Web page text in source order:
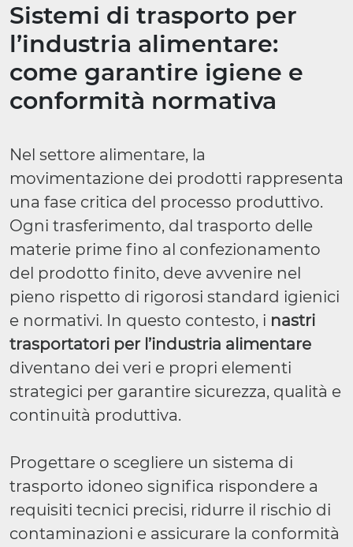
Sistemi di trasporto per
l’industria alimentare:
come garantire igiene e
conformità normativa
Nel settore alimentare, la
movimentazione dei prodotti rappresenta
una fase critica del processo produttivo.
Ogni trasferimento, dal trasporto delle
materie prime fino al confezionamento
del prodotto finito, deve avvenire nel
pieno rispetto di rigorosi standard igienici
e normativi. In questo contesto, i nastri
trasportatori per l’industria alimentare
diventano dei veri e propri elementi
strategici per garantire sicurezza, qualità e
continuità produttiva.
Progettare o scegliere un sistema di
trasporto idoneo significa rispondere a
requisiti tecnici precisi, ridurre il rischio di
contaminazioni e assicurare la conformità